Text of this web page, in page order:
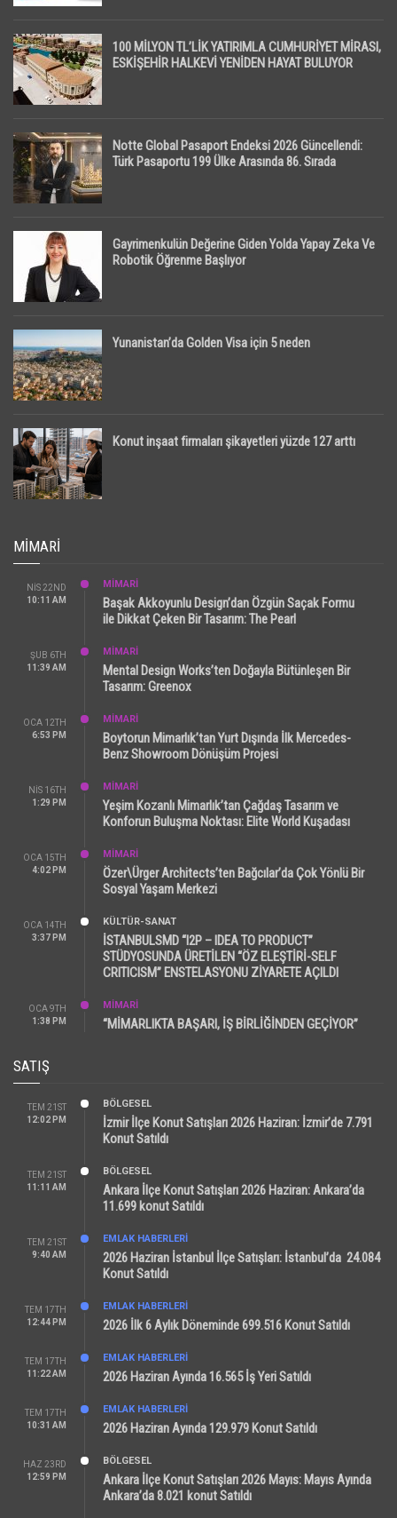
100 MİLYON TL’LİK YATIRIMLA CUMHURİYET MİRASI,
ESKİŞEHİR HALKEVİ YENİDEN HAYAT BULUYOR
Notte Global Pasaport Endeksi 2026 Güncellendi:
Türk Pasaportu 199 Ülke Arasında 86. Sırada
Gayrimenkulün Değerine Giden Yolda Yapay Zeka Ve
Robotik Öğrenme Başlıyor
Yunanistan’da Golden Visa için 5 neden
Konut inşaat firmaları şikayetleri yüzde 127 arttı
MIMARI
NIS 22ND
10:11 AM
MİMARİ
Başak Akkoyunlu Design’dan Özgün Saçak Formu
ile Dikkat Çeken Bir Tasarım: The Pearl
ŞUB 6TH
11:39 AM
MİMARİ
Mental Design Works’ten Doğayla Bütünleşen Bir
Tasarım: Greenox
OCA 12TH
6:53 PM
MİMARİ
Boytorun Mimarlık’tan Yurt Dışında İlk Mercedes-
Benz Showroom Dönüşüm Projesi
NIS 16TH
1:29 PM
MİMARİ
Yeşim Kozanlı Mimarlık’tan Çağdaş Tasarım ve
Konforun Buluşma Noktası: Elite World Kuşadası
OCA 15TH
4:02 PM
MİMARİ
Özer\Ürger Architects’ten Bağcılar’da Çok Yönlü Bir
Sosyal Yaşam Merkezi
OCA 14TH
3:37 PM
KÜLTÜR-SANAT
İSTANBULSMD “I2P – IDEA TO PRODUCT”
STÜDYOSUNDA ÜRETİLEN “ÖZ ELEŞTİRİ-SELF
CRITICISM” ENSTELASYONU ZİYARETE AÇILDI
OCA 9TH
1:38 PM
MİMARİ
“MİMARLIKTA BAŞARI, İŞ BİRLİĞİNDEN GEÇİYOR”
SATIŞ
TEM 21ST
12:02 PM
BÖLGESEL
İzmir İlçe Konut Satışları 2026 Haziran: İzmir’de 7.791
Konut Satıldı
TEM 21ST
11:11 AM
BÖLGESEL
Ankara İlçe Konut Satışları 2026 Haziran: Ankara’da
11.699 konut Satıldı
TEM 21ST
9:40 AM
EMLAK HABERLERI
2026 Haziran İstanbul İlçe Satışları: İstanbul’da 24.084
Konut Satıldı
TEM 17TH
12:44 PM
EMLAK HABERLERI
2026 İlk 6 Aylık Döneminde 699.516 Konut Satıldı
TEM 17TH
11:22 AM
EMLAK HABERLERI
2026 Haziran Ayında 16.565 İş Yeri Satıldı
TEM 17TH
10:31 AM
EMLAK HABERLERI
2026 Haziran Ayında 129.979 Konut Satıldı
HAZ 23RD
12:59 PM
BÖLGESEL
Ankara İlçe Konut Satışları 2026 Mayıs: Mayıs Ayında
Ankara’da 8.021 konut Satıldı